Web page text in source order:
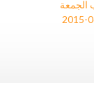
2015-